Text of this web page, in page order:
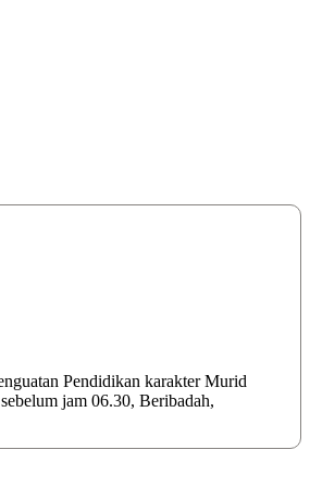
Pendidikan karakter Murid
jam 06.30, Beribadah,